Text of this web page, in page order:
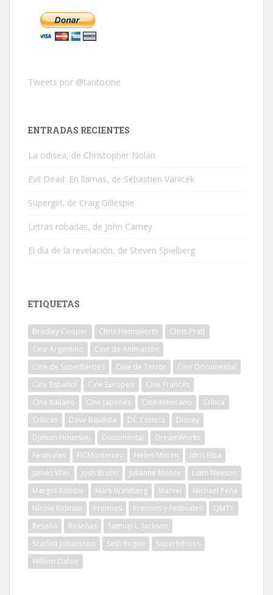
Tweets por @tantocine
ENTRADAS RECIENTES
La odisea, de Christopher Nolan
Evil Dead: En llamas, de Sébastien Vanicek
Supergirl, de Craig Gillespie
Letras robadas, de John Carney
El día de la revelación, de Steven Spielberg
ETIQUETAS
Bradley Cooper Chris Hemsworth
Chris Pratt
Cine Argentino
Cine de Animación
Cine de Superhéroes
Cine de Terror
Cine Documental
Cine Español
Cine Europeo
Cine Francés
Cine Italiano
Cine Japonés Cine Mexicano
Crítica
Críticas
Dave Bautista DC Comics
Disney
Djimon Hounsou
Documental
DreamWorks
Festivales
FICMonterrey Helen Mirren
Idris Elba
James Wan
Josh Brolin Julianne Moore
Liam Neeson
Margot Robbie
Mark Wahlberg Marvel
Michael Peña
Nicole Kidman
Premios Premios y Festivales
QMTY
Reseña
Reseñas
Samuel L. Jackson
Scarlett Johansson
Seth Rogen
Superhéroes
Willem Dafoe